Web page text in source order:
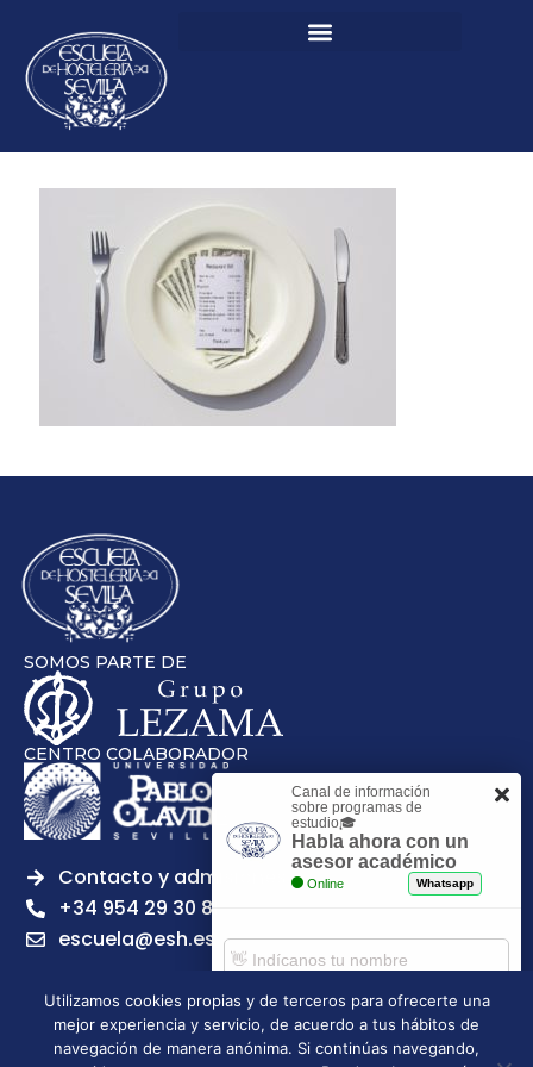
SOMOS PARTE DE
CENTRO COLABORADOR
Contacto y admisiones
+34 954 29 30 81
escuela@esh.es
Utilizamos cookies propias y de terceros para ofrecerte una
mejor experiencia y servicio, de acuerdo a tus hábitos de
navegación de manera anónima. Si continúas navegando,
Canal de información
sobre programas de
estudio🎓
Habla ahora con un
asesor académico
Online Whatsapp
Comenzar chat